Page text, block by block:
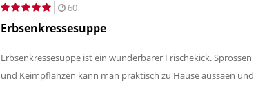
60
Erbsenkressesuppe
Erbsenkressesuppe ist ein wunderbarer Frischekick. Sprossen
und Keimpflanzen kann man praktisch zu Hause aussäen und